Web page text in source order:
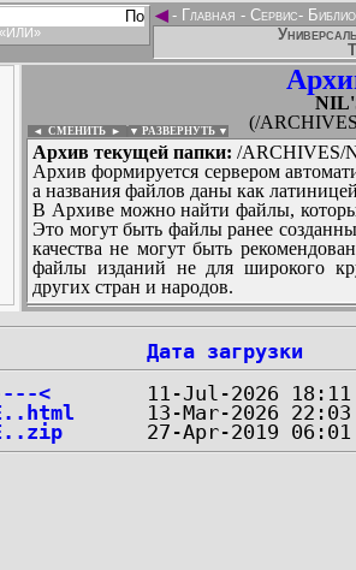
«ИЛИ»
◄- Главная - Сервис-
(/
◄ СМЕНИТЬ ► ▼ РАЗВЕРНУТЬ ▼
Архив текущей папки: /ARCHIVES/
Архив формируется сервером
а названия файлов даны как
В Архиве можно найти файлы,
Это могут быть файлы ранее
качества не могут быть
файлы изданий не для широкого
других стран и народов.
Дата загрузки
<